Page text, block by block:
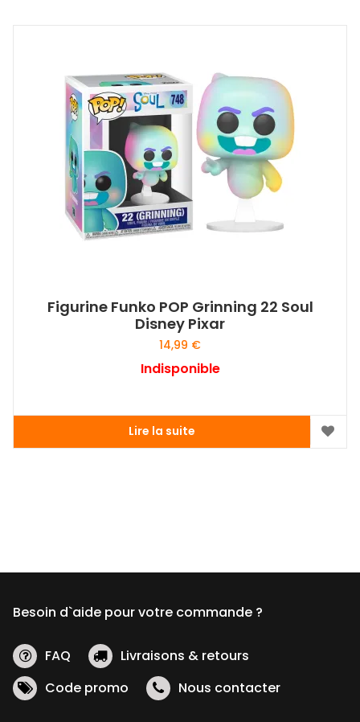
Figurine Funko POP Grinning 22 Soul
Disney Pixar
14,99 €
Indisponible
Lire la suite
Besoin d`aide pour votre commande ?
FAQ
Livraisons & retours
Code promo
Nous contacter